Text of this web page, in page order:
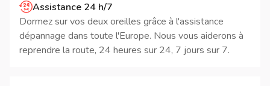
Assistance 24 h/7
Dormez sur vos deux oreilles grâce à l'assistance
dépannage dans toute l'Europe. Nous vous aiderons à
reprendre la route, 24 heures sur 24, 7 jours sur 7.